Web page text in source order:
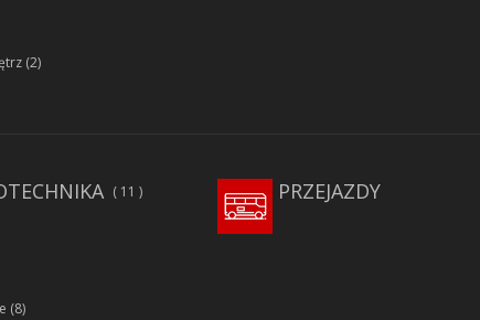
(2)
11
(8)
PRZEJAZDY